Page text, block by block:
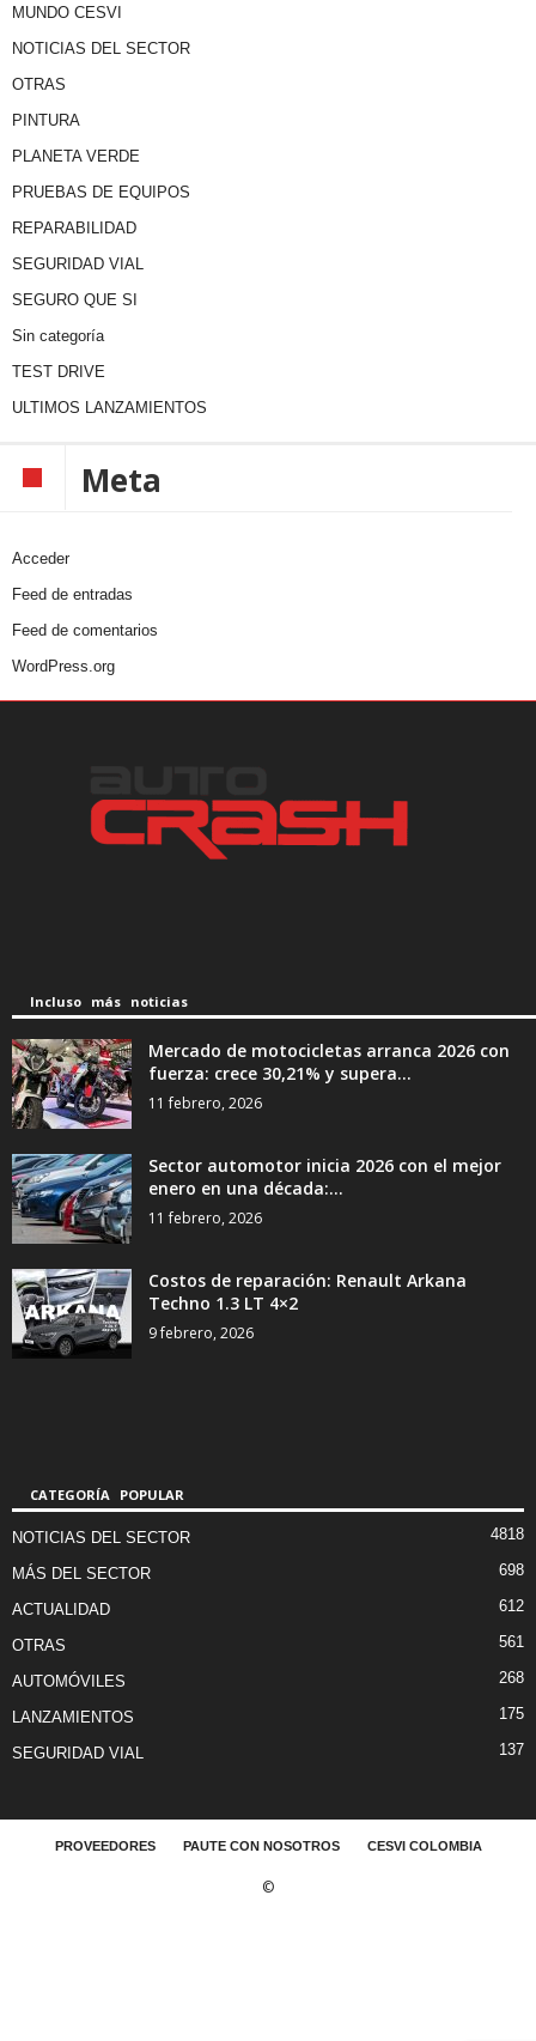
MUNDO CESVI
NOTICIAS DEL SECTOR
OTRAS
PINTURA
PLANETA VERDE
PRUEBAS DE EQUIPOS
REPARABILIDAD
SEGURIDAD VIAL
SEGURO QUE SI
Sin categoría
TEST DRIVE
ULTIMOS LANZAMIENTOS
Meta
Acceder
Feed de entradas
Feed de comentarios
WordPress.org
Incluso más noticias
Mercado de motocicletas arranca 2026 con
fuerza: crece 30,21% y supera...
11 febrero, 2026
Sector automotor inicia 2026 con el mejor
enero en una década:...
11 febrero, 2026
Costos de reparación: Renault Arkana
Techno 1.3 LT 4×2
9 febrero, 2026
CATEGORÍA POPULAR
NOTICIAS DEL SECTOR 4818
MÁS DEL SECTOR 698
ACTUALIDAD 612
OTRAS 561
AUTOMÓVILES 268
LANZAMIENTOS 175
SEGURIDAD VIAL 137
PROVEEDORES PAUTE CON NOSOTROS CESVI COLOMBIA
©